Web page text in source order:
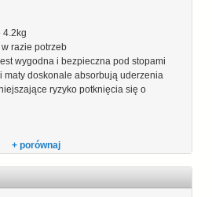
4.2kg
razie potrzeb
wygodna i bezpieczna pod stopami
maty doskonale absorbują uderzenia
ryzyko potknięcia się o
+ porównaj